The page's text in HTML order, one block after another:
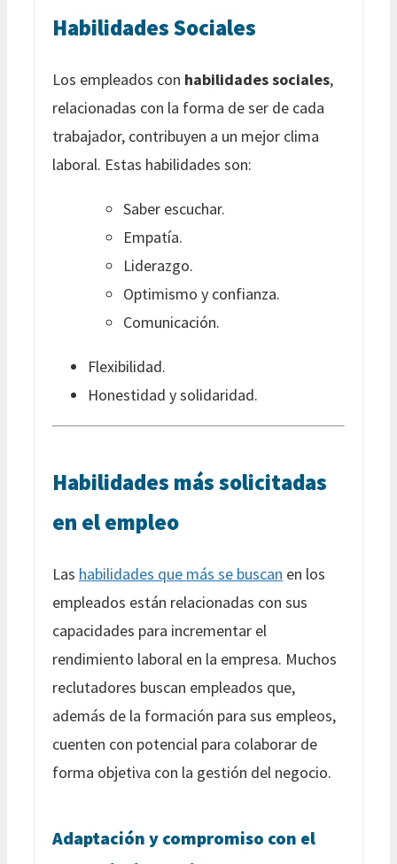
Habilidades Sociales
Los empleados con habilidades sociales,
relacionadas con la forma de ser de cada
trabajador, contribuyen a un mejor clima
laboral. Estas habilidades son:
Saber escuchar.
Empatía.
Liderazgo.
Optimismo y confianza.
Comunicación.
Flexibilidad.
Honestidad y solidaridad.
Habilidades más solicitadas
en el empleo
Las habilidades que más se buscan en los
empleados están relacionadas con sus
capacidades para incrementar el
rendimiento laboral en la empresa. Muchos
reclutadores buscan empleados que,
además de la formación para sus empleos,
cuenten con potencial para colaborar de
forma objetiva con la gestión del negocio.
Adaptación y compromiso con el